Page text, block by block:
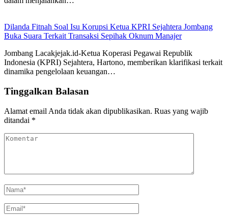
Dilanda Fitnah Soal Isu Korupsi Ketua KPRI Sejahtera Jombang
Buka Suara Terkait Transaksi Sepihak Oknum Manajer
Jombang Lacakjejak.id-Ketua Koperasi Pegawai Republik
Indonesia (KPRI) Sejahtera, Hartono, memberikan klarifikasi terkait
dinamika pengelolaan keuangan…
Tinggalkan Balasan
Alamat email Anda tidak akan dipublikasikan. Ruas yang wajib
ditandai *